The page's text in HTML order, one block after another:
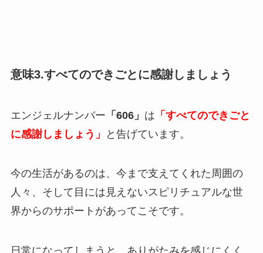
意味3.すべてのできごとに感謝しましょう
エンジェルナンバー 「606」 は 「すべてのできごと
に感謝しましょう」
と告げています。
今の生活があるのは、今まで支えてくれた周囲の
人々、そして目には見えないスピリチュアルな世
界からのサポートがあってこそです。